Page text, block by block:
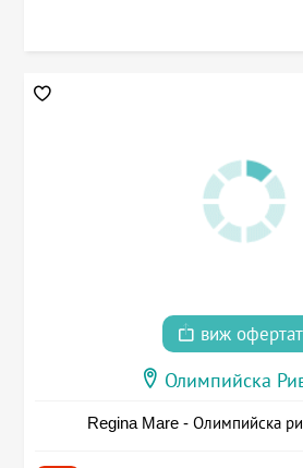
виж
Олимпийска
Regina Mare - Олимпийска